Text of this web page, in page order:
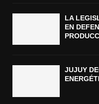
LA
EN
JUJUY